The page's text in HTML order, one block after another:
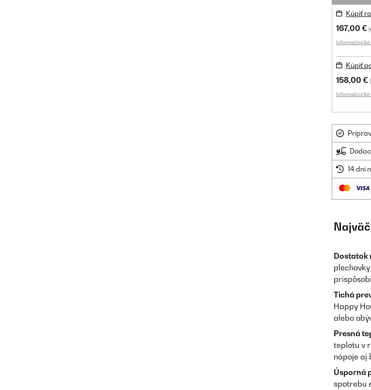
Kúpiť
167,00 €
Informačný list
Kúpiť
158,00 €
Informačný list
14 dní
Dostatok
Tichá
Happy
alebo
Presná
teplotu v
nápoje aj
Úsporná
spotrebu